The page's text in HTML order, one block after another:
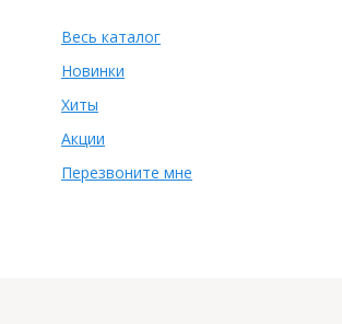
Весь каталог
Новинки
Хиты
Акции
Перезвоните мне